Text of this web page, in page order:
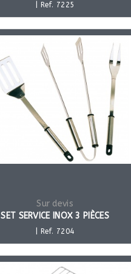
| Ref. 7225
Sur devis
SET SERVICE INOX 3 PIÈCES
| Ref. 7204